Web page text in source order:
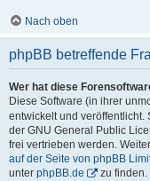
Nach oben
phpBB betreffende
Wer hat diese
Diese Software (in ihrer
entwickelt und veröffentlicht.
der GNU General Public
frei vertrieben werden.
auf der Seite von phpBB
unter phpBB.de zu finden.